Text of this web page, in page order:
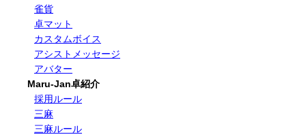
雀貨
卓マット
カスタムボイス
アシストメッセージ
アバター
Maru-Jan卓紹介
採用ルール
三麻
三麻ルール